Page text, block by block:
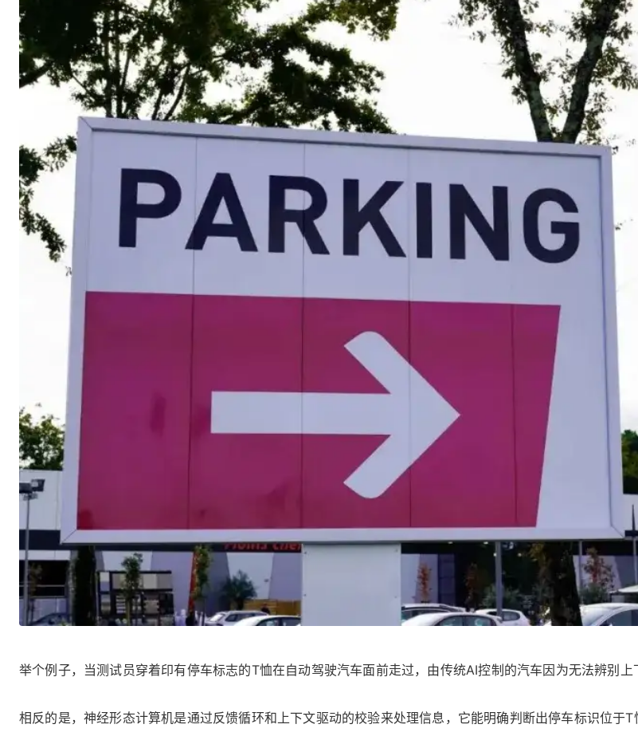
举个例子，当测试员穿着印有停车标志的T恤在自动驾驶汽车面前走过，由传统AI控制的汽车因为无法辨别上
相反的是，神经形态计算机是通过反馈循环和上下文驱动的校验来处理信息，它能明确判断出停车标识位于T